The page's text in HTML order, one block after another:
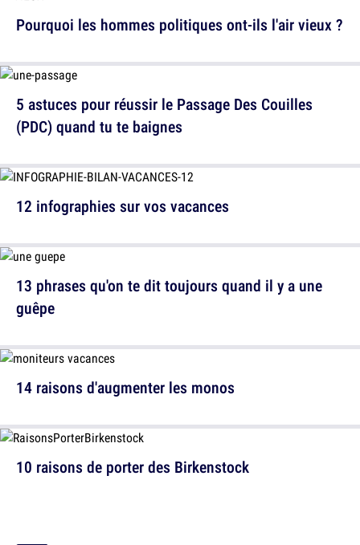
Pourquoi les hommes politiques ont-ils l'air vieux ?
12 infographies sur vos vacances
14 raisons d'augmenter les monos
5 astuces pour réussir le Passage Des Couilles
(PDC) quand tu te baignes
13 phrases qu'on te dit toujours quand il y a une
guêpe
10 raisons de porter des Birkenstock